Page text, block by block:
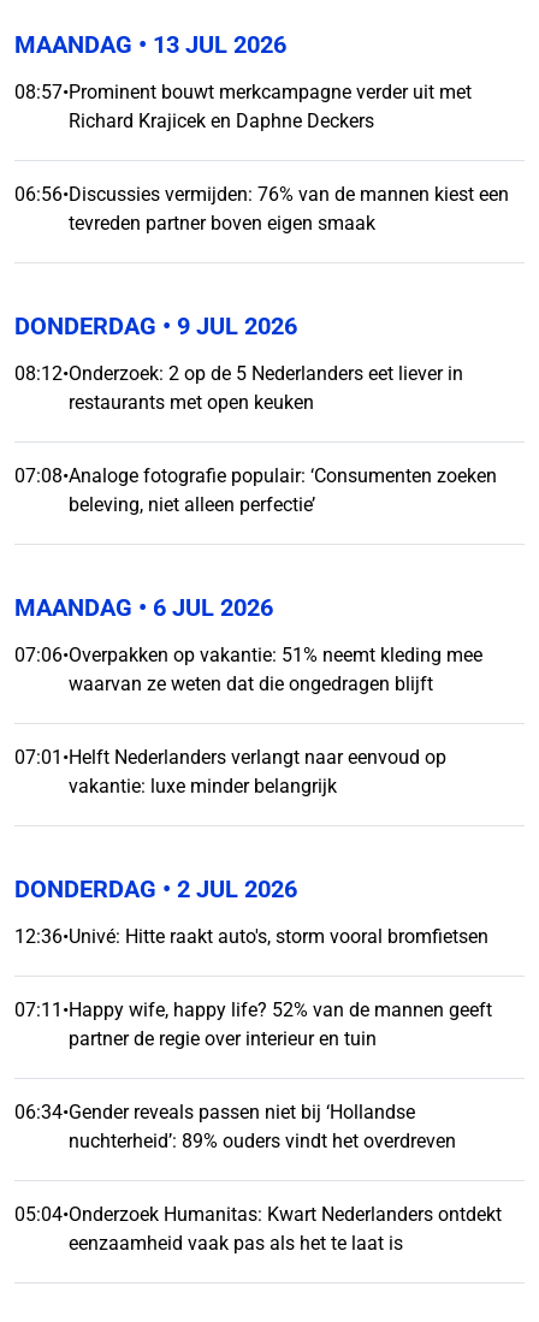
MAANDAG • 13 JUL 2026
08:57•Prominent bouwt merkcampagne verder uit met
Richard Krajicek en Daphne Deckers
06:56•Discussies vermijden: 76% van de mannen kiest een
tevreden partner boven eigen smaak
DONDERDAG • 9 JUL 2026
08:12•Onderzoek: 2 op de 5 Nederlanders eet liever in
restaurants met open keuken
07:08•Analoge fotografie populair: ‘Consumenten zoeken
beleving, niet alleen perfectie’
MAANDAG • 6 JUL 2026
07:06•Overpakken op vakantie: 51% neemt kleding mee
waarvan ze weten dat die ongedragen blijft
07:01 •Helft Nederlanders verlangt naar eenvoud op
vakantie: luxe minder belangrijk
DONDERDAG • 2 JUL 2026
12:36•Univé: Hitte raakt auto's, storm vooral bromfietsen
07:11 •Happy wife, happy life? 52% van de mannen geeft
partner de regie over interieur en tuin
06:34•Gender reveals passen niet bij ‘Hollandse
nuchterheid’: 89% ouders vindt het overdreven
05:04•Onderzoek Humanitas: Kwart Nederlanders ontdekt
eenzaamheid vaak pas als het te laat is